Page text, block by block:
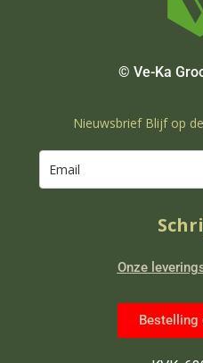
© Ve-Ka
Nieuwsbrief Blijf op
Onze
Bestelling